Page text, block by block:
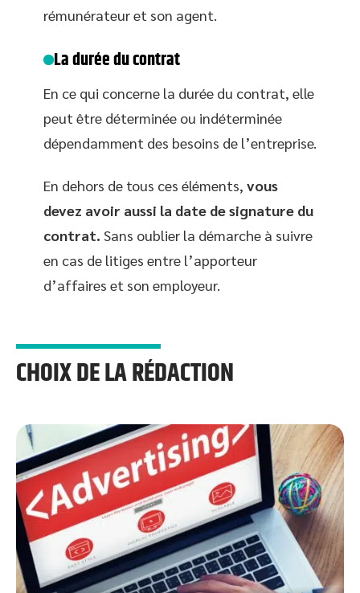
rémunérateur et son agent.
La durée du contrat
En ce qui concerne la durée du contrat, elle
peut être déterminée ou indéterminée
dépendamment des besoins de l’entreprise.
En dehors de tous ces éléments, vous
devez avoir aussi la date de signature du
contrat. Sans oublier la démarche à suivre
en cas de litiges entre l’apporteur
d’affaires et son employeur.
CHOIX DE LA RÉDACTION